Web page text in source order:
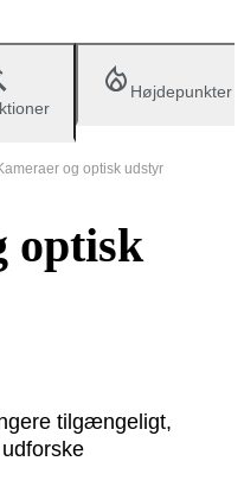
Højdepunkter
og optisk udstyr
optisk
tilgængeligt,